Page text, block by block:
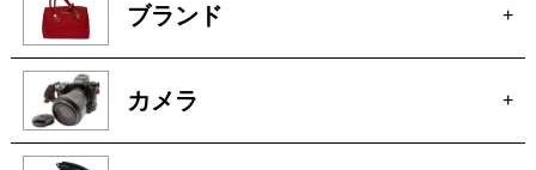
ブランド +
カメラ +